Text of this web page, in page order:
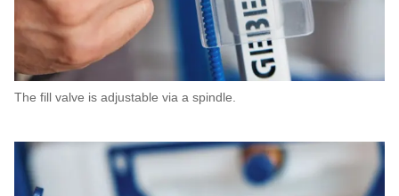
The fill valve is adjustable via a spindle.